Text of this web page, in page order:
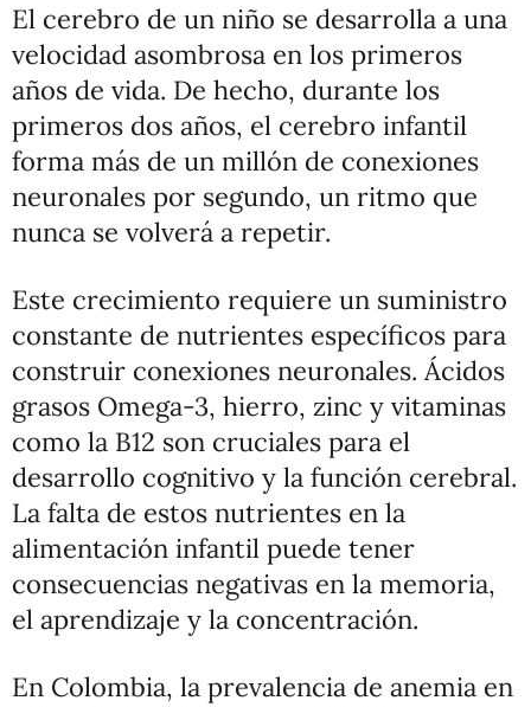
El cerebro de un niño se desarrolla a una
velocidad asombrosa en los primeros
años de vida. De hecho, durante los
primeros dos años, el cerebro infantil
forma más de un millón de conexiones
neuronales por segundo, un ritmo que
nunca se volverá a repetir.
Este crecimiento requiere un suministro
constante de nutrientes específicos para
construir conexiones neuronales. Ácidos
grasos Omega-3, hierro, zinc y vitaminas
como la B12 son cruciales para el
desarrollo cognitivo y la función cerebral.
La falta de estos nutrientes en la
alimentación infantil puede tener
consecuencias negativas en la memoria,
el aprendizaje y la concentración.
En Colombia, la prevalencia de anemia en